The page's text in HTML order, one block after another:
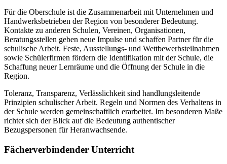
Für die Oberschule ist die Zusammenarbeit mit Unternehmen und
Handwerksbetrieben der Region von besonderer Bedeutung.
Kontakte zu anderen Schulen, Vereinen, Organisationen,
Beratungsstellen geben neue Impulse und schaffen Partner für die
schulische Arbeit. Feste, Ausstellungs- und Wettbewerbsteilnahmen
sowie Schülerfirmen fördern die Identifikation mit der Schule, die
Schaffung neuer Lernräume und die Öffnung der Schule in die
Region.
Toleranz, Transparenz, Verlässlichkeit sind handlungsleitende
Prinzipien schulischer Arbeit. Regeln und Normen des Verhaltens in
der Schule werden gemeinschaftlich erarbeitet. Im besonderen Maße
richtet sich der Blick auf die Bedeutung authentischer
Bezugspersonen für Heranwachsende.
Fächerverbindender Unterricht